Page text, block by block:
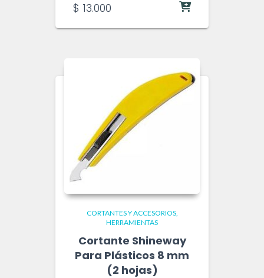
$ 13.000
CORTANTES Y ACCESORIOS
HERRAMIENTAS
Cortante Shineway
Para Plásticos 8 mm
(2 hojas)